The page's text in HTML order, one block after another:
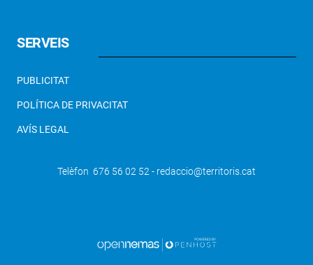
SERVEIS
PUBLICITAT
POLÍTICA DE PRIVACITAT
AVÍS LEGAL
Telèfon 676 56 02 52 - redaccio@territoris.cat